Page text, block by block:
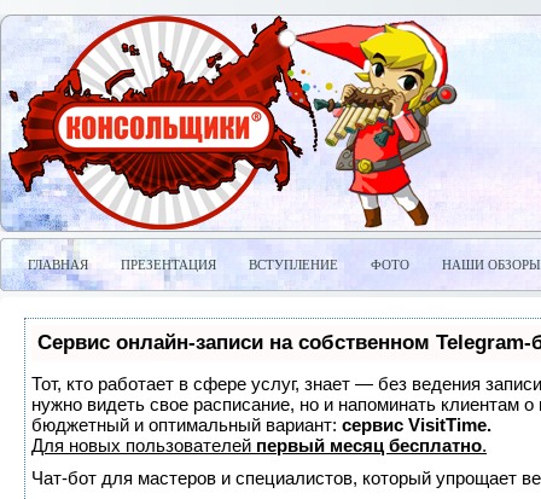
ГЛАВНАЯ ПРЕЗЕНТАЦИЯ ВСТУПЛЕНИЕ ФОТО НАШИ ОБЗОРЫ
Сервис онлайн-записи на собственном Telegram-
Тот, кто работает в сфере услуг, знает — без ведения
нужно видеть свое расписание, но и напоминать клиентам
бюджетный и оптимальный вариант: сервис VisitTime.
Для новых пользователей первый месяц бесплатно.
Чат-бот для мастеров и специалистов, который упрощает